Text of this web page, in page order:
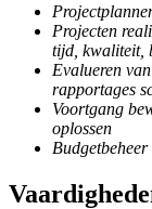
Projecten
tijd, kwaliteit,
Evalueren
rapportages
Voortgang
oplossen
Budgetbeheer